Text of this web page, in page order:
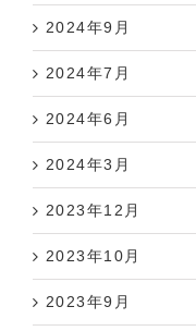
2024年9月
2024年7月
2024年6月
2024年3月
2023年12月
2023年10月
2023年9月